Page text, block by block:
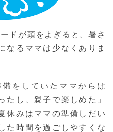
ドが頭をよぎると、暑さ
なるママは少なくありま
をしていたママからは
たし、親子で楽しめた」
休みはママの準備しだい
た時間を過ごしやすくな